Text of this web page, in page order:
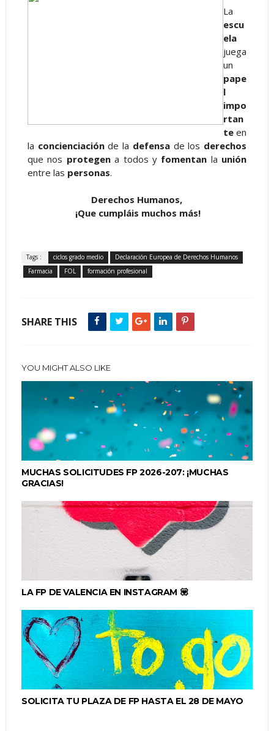
La
escu
ela
juega
un
pape
l
impo
rtan
teen
la concienciaciónde la defensade los derechos
que nos protegena todos y fomentan la unión
entre las personas.
Derechos Humanos,
¡Que cumpláis muchos más!
Tags : ciclos grado medio
Declaración Europea de Derechos Humanos
Farmacia
FOL formación profesional
SHARE THIS
YOU MIGHT ALSO LIKE
MUCHAS SOLICITUDES FP 2026-207: ¡MUCHAS
GRACIAS!
LA FP DE VALENCIA EN INSTAGRAM 💟
SOLICITA TU PLAZA DE FP HASTA EL 28 DE MAYO